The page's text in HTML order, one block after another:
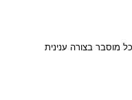
מוסבר בצורה ענינית